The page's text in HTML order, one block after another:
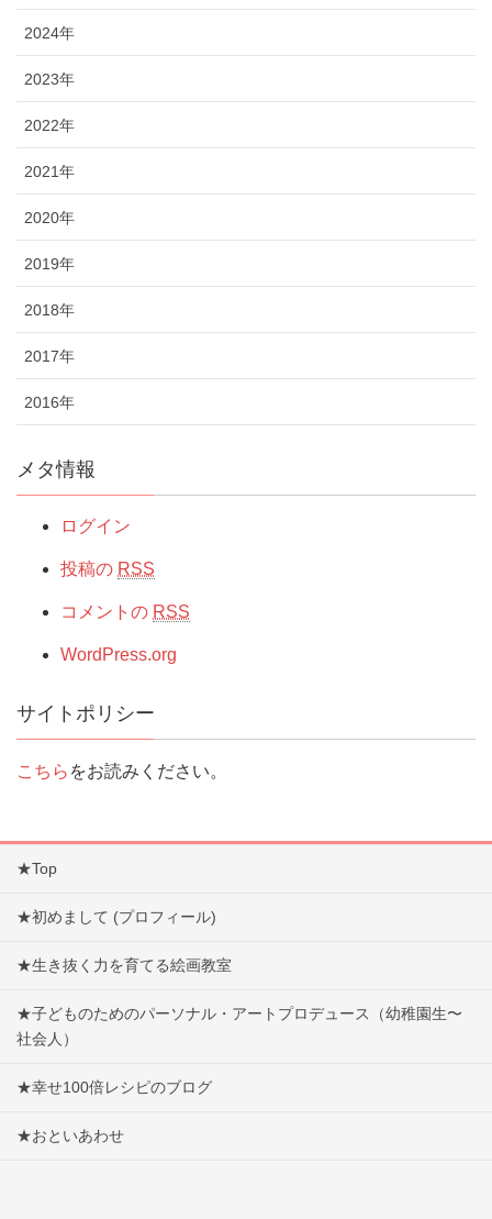
2024年
2023年
2022年
2021年
2020年
2019年
2018年
2017年
2016年
メタ情報
ログイン
投稿の RSS
コメントの RSS
WordPress.org
サイトポリシー
こちら をお読みください。
★Top
★初めまして (プロフィール)
★生き抜く力を育てる絵画教室
★子どものためのパーソナル・アートプロデュース（幼稚園生〜
社会人）
★幸せ100倍レシピのブログ
★おといあわせ